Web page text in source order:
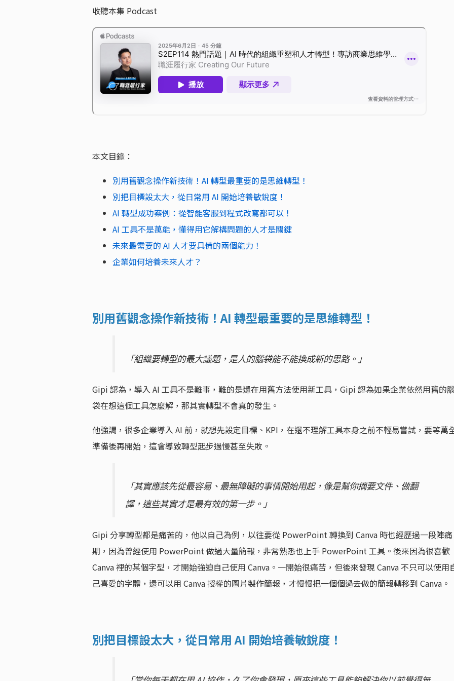
收聽本集 Podcast
本文目錄：
別用舊觀念操作新技術！AI 轉型最重要的是思維轉型！
別把目標設太大，從日常用 AI 開始培養敏銳度！
AI 轉型成功案例：從智能客服到程式改寫都可以！
AI 工具不是萬能，懂得用它解構問題的人才是關鍵
未來最需要的 AI 人才要具備的兩個能力！
企業如何培養未來人才？
別用舊觀念操作新技術！AI 轉型最重要的是思維轉型！
「組織要轉型的最大議題，是人的腦袋能不能換成新的思路。」
Gipi 認為，導入 AI 工具不是難事，難的是還在用舊方法使用新工具，Gipi 認為如果企業依然用舊的
袋在想這個工具怎麼解，那其實轉型不會真的發生。
他強調，很多企業導入 AI 前，就想先設定目標、KPI，在還不理解工具本身之前不輕易嘗試，要等萬
準備後再開始，這會導致轉型起步過慢甚至失敗。
「其實應該先從最容易、最無障礙的事情開始用起，像是幫你摘要文件、做翻
譯，這些其實才是最有效的第一步。」
Gipi 分享轉型都是痛苦的，他以自己為例，以往要從 PowerPoint 轉換到 Canva 時也經歷過一段陣痛
期，因為曾經使用 PowerPoint 做過大量簡報，非常熟悉也上手 PowerPoint 工具。後來因為很喜歡
Canva 裡的某個字型，才開始強迫自己使用 Canva。一開始很痛苦，但後來發現 Canva 不只可以使用
己喜愛的字體，還可以用 Canva 授權的圖片製作簡報，才慢慢把一個個過去做的簡報轉移到 Canva。
別把目標設太大，從日常用 AI 開始培養敏銳度！